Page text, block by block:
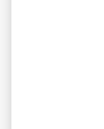
● En